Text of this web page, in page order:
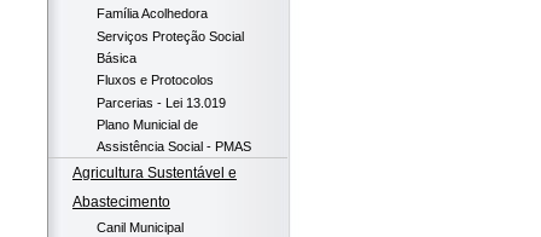
Família Acolhedora
Serviços Proteção Social
Básica
Fluxos e Protocolos
Parcerias - Lei 13.019
Plano Municial de
Assistência Social - PMAS
Agricultura Sustentável e
Abastecimento
Canil Municipal